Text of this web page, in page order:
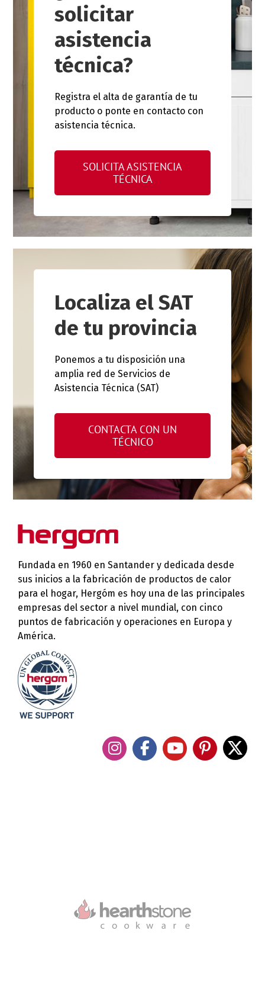
solicitar
asistencia
técnica?
Registra el alta de garantía de tu
producto o ponte en contacto con
asistencia técnica.
SOLICITA ASISTENCIA
TÉCNICA
Localiza el SAT
de tu provincia
Ponemos a tu disposición una
amplia red de Servicios de
Asistencia Técnica (SAT)
CONTACTA CON UN
TÉCNICO
Fundada en 1960 en Santander y dedicada desde
sus inicios a la fabricación de productos de calor
para el hogar, Hergóm es hoy una de las principales
empresas del sector a nivel mundial, con cinco
puntos de fabricación y operaciones en Europa y
América.